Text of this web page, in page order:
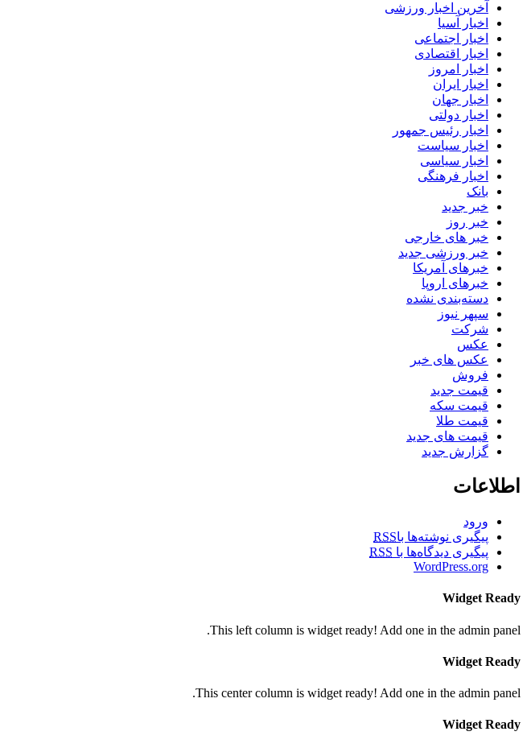
آخرین اخبار ورزشی
اخبار آسیا
اخبار اجتماعی
اخبار اقتصادی
اخبار امروز
اخبار ایران
اخبار جهان
اخبار دولتی
اخبار رئیس جمهور
اخبار سیاست
اخبار سیاسی
اخبار فرهنگی
بانک
خبر جدید
خبر روز
خبر های خارجی
خبر ورزشی جدید
خبرهای آمریکا
خبرهای اروپا
دسته‌بندی نشده
سپهر نیوز
شرکت
عکس
عکس های خبر
فروش
قیمت جدید
قیمت سکه
قیمت طلا
قیمت های جدید
گزارش جدید
اطلاعات
ورود
پیگیری نوشته‌ها باRSS
پیگیری دیدگاه‌ها با RSS
WordPress.org
Widget Ready
This left column is widget ready! Add one in the admin panel.
Widget Ready
This center column is widget ready! Add one in the admin panel.
Widget Ready